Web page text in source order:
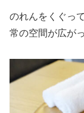
のれんをくぐっ
常の空間が広が